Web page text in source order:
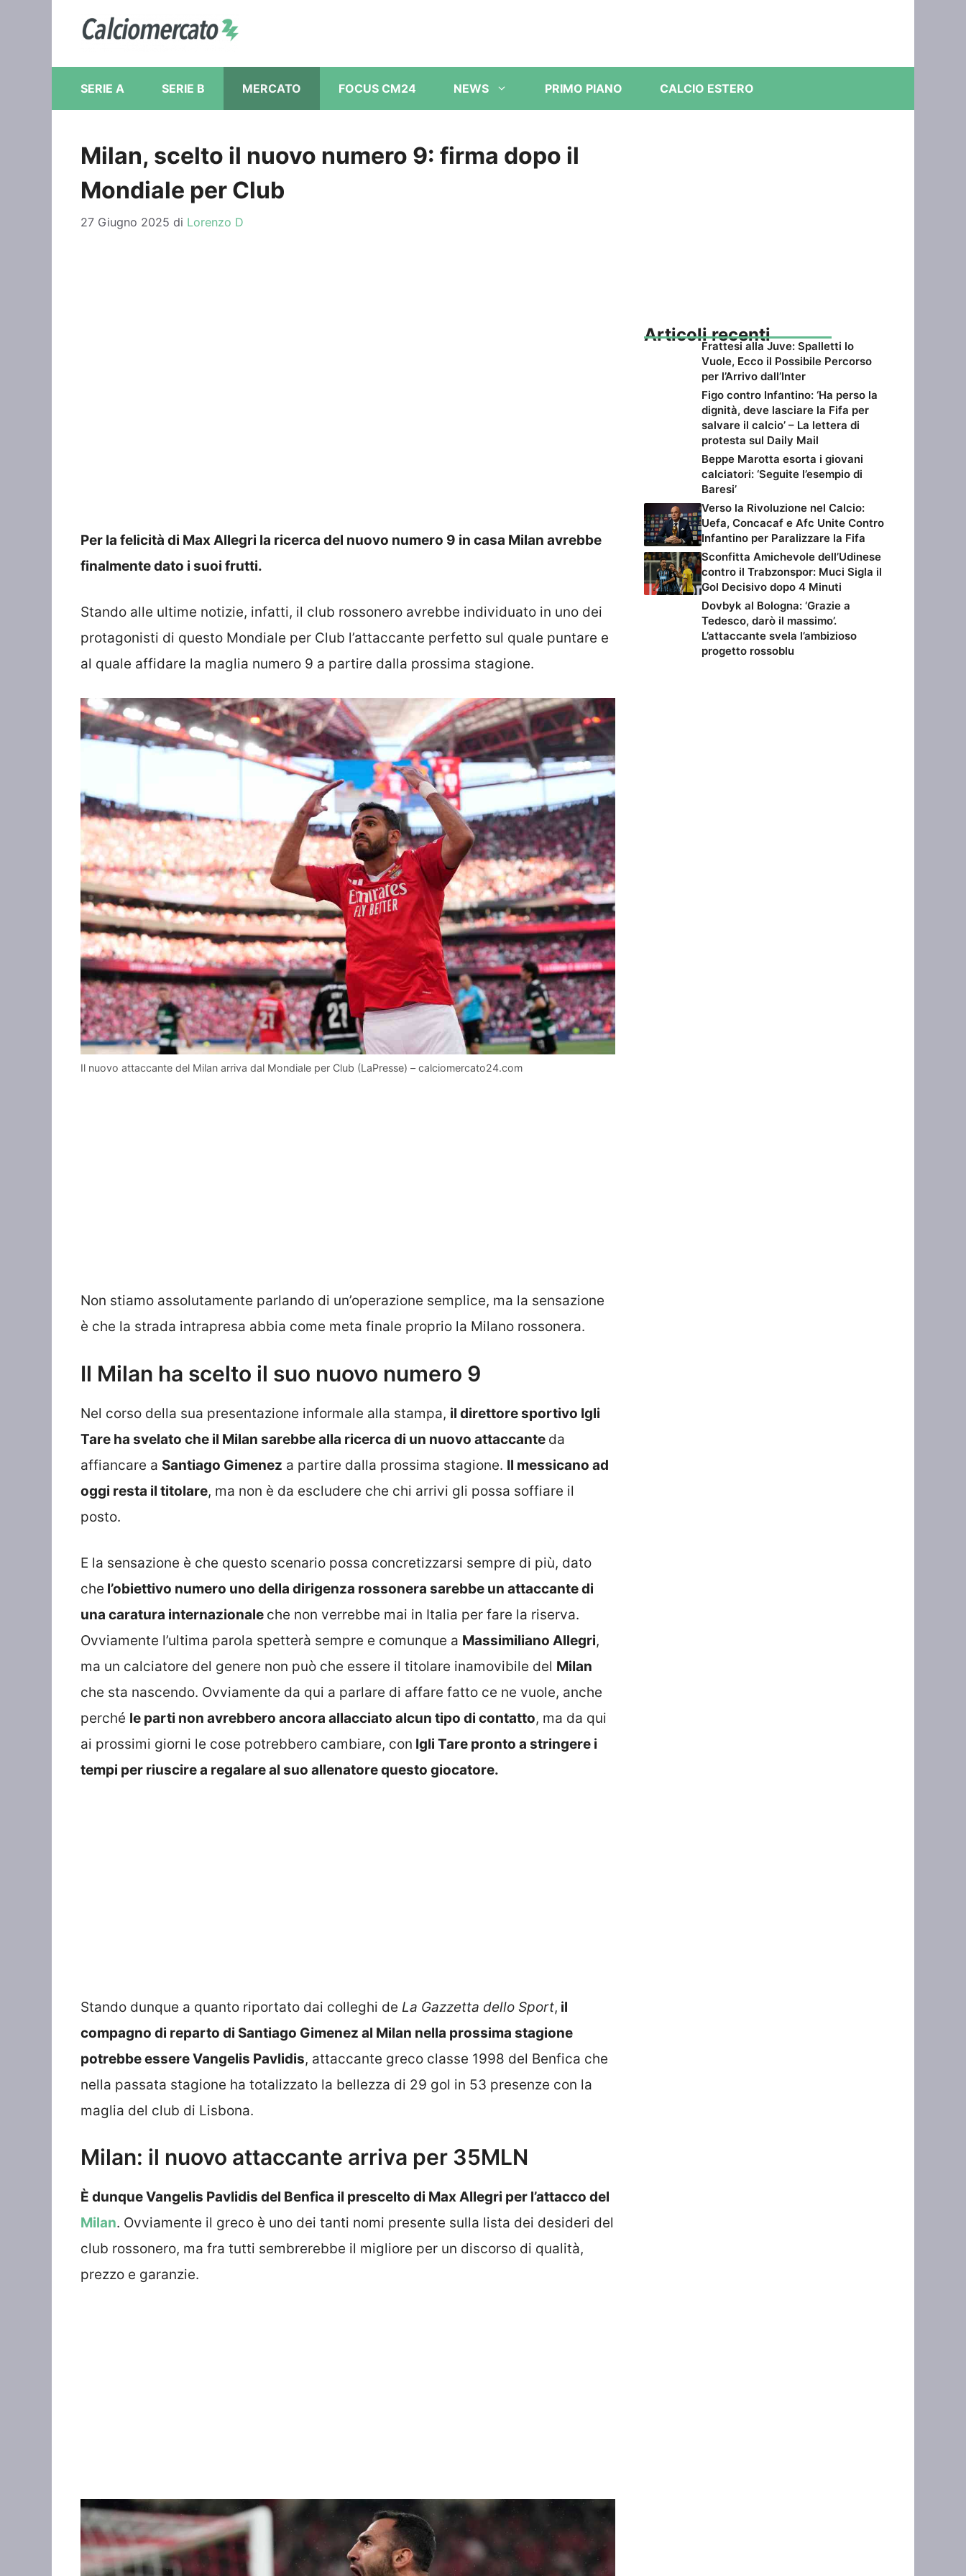
contenuto
SERIE A SERIE B MERCATO FOCUS CM24 NEWS PRIMO PIANO CALCIO ESTERO
Milan, scelto il nuovo numero 9: firma dopo il
Mondiale per Club
27 Giugno 2025 di Lorenzo D
Per la felicità di Max Allegri la ricerca del nuovo numero 9 in casa Milan avrebbe
finalmente dato i suoi frutti.
Stando alle ultime notizie, infatti, il club rossonero avrebbe individuato in uno dei
protagonisti di questo Mondiale per Club l’attaccante perfetto sul quale puntare e
al quale affidare la maglia numero 9 a partire dalla prossima stagione.
Il nuovo attaccante del Milan arriva dal Mondiale per Club (LaPresse) – calciomercato24.com
Non stiamo assolutamente parlando di un’operazione semplice, ma la sensazione
è che la strada intrapresa abbia come meta finale proprio la Milano rossonera.
Il Milan ha scelto il suo nuovo numero 9
Nel corso della sua presentazione informale alla stampa, il direttore sportivo Igli
Tare ha svelato che il Milan sarebbe alla ricerca di un nuovo attaccante da
affiancare a Santiago Gimenez a partire dalla prossima stagione. Il messicano ad
oggi resta il titolare, ma non è da escludere che chi arrivi gli possa soffiare il
posto.
E la sensazione è che questo scenario possa concretizzarsi sempre di più, dato
che l’obiettivo numero uno della dirigenza rossonera sarebbe un attaccante di
una caratura internazionale che non verrebbe mai in Italia per fare la riserva.
Ovviamente l’ultima parola spetterà sempre e comunque a Massimiliano Allegri,
ma un calciatore del genere non può che essere il titolare inamovibile del Milan
che sta nascendo. Ovviamente da qui a parlare di affare fatto ce ne vuole, anche
perché le parti non avrebbero ancora allacciato alcun tipo di contatto, ma da qui
ai prossimi giorni le cose potrebbero cambiare, con Igli Tare pronto a stringere i
tempi per riuscire a regalare al suo allenatore questo giocatore.
Stando dunque a quanto riportato dai colleghi de La Gazzetta dello Sport, il
compagno di reparto di Santiago Gimenez al Milan nella prossima stagione
potrebbe essere Vangelis Pavlidis, attaccante greco classe 1998 del Benfica che
nella passata stagione ha totalizzato la bellezza di 29 gol in 53 presenze con la
maglia del club di Lisbona.
Milan: il nuovo attaccante arriva per 35MLN
È dunque Vangelis Pavlidis del Benfica il prescelto di Max Allegri per l’attacco del
Milan. Ovviamente il greco è uno dei tanti nomi presente sulla lista dei desideri del
club rossonero, ma fra tutti sembrerebbe il migliore per un discorso di qualità,
prezzo e garanzie.
Articoli recenti
Frattesi alla Juve: Spalletti lo
Vuole, Ecco il Possibile Percorso
per l’Arrivo dall’Inter
Figo contro Infantino: ‘Ha perso la
dignità, deve lasciare la Fifa per
salvare il calcio’ – La lettera di
protesta sul Daily Mail
Beppe Marotta esorta i giovani
calciatori: ‘Seguite l’esempio di
Baresi’
Verso la Rivoluzione nel Calcio:
Uefa, Concacaf e Afc Unite Contro
Infantino per Paralizzare la Fifa
Sconfitta Amichevole dell’Udinese
contro il Trabzonspor: Muci Sigla il
Gol Decisivo dopo 4 Minuti
Dovbyk al Bologna: ‘Grazie a
Tedesco, darò il massimo’.
L’attaccante svela l’ambizioso
progetto rossoblu